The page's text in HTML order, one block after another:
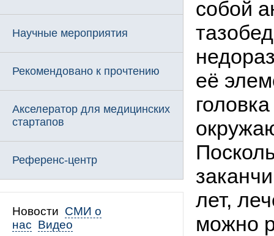
Научные мероприятия
Рекомендовано к прочтению
Акселератор для медицинских
стартапов
Референс-центр
Новости СМИ о
нас Видео
собой
её
лет,
можно